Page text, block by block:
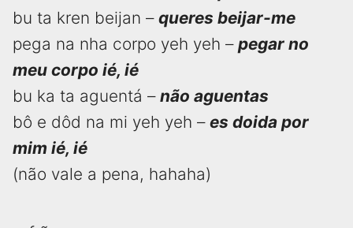
bu ta kren beijan – queres beijar-me
pega na nha corpo yeh yeh – pegar no
meu corpo ié, ié
bu ka ta aguentá – não aguentas
bô e dôd na mi yeh yeh – es doida por
mim ié, ié
(não vale a pena, hahaha)